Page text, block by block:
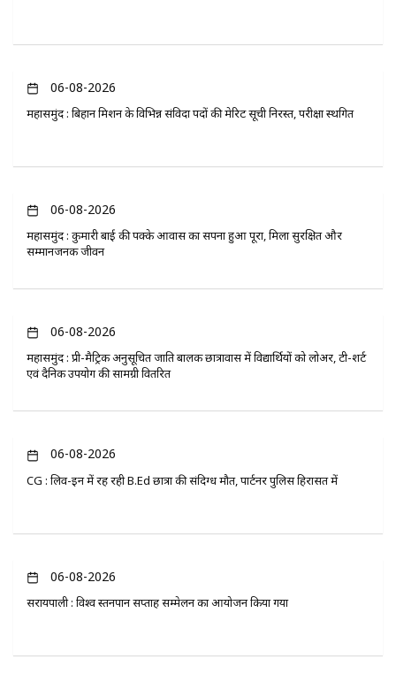
06-08-2026
महासमुंद : बिहान मिशन के विभिन्न संविदा पदों की मेरिट सूची निरस्त, परीक्षा स्थगित
06-08-2026
महासमुंद : कुमारी बाई की पक्के आवास का सपना हुआ पूरा, मिला सुरक्षित और
सम्मानजनक जीवन
06-08-2026
महासमुंद : प्री-मैट्रिक अनुसूचित जाति बालक छात्रावास में विद्यार्थियों को लोअर, टी-शर्ट
एवं दैनिक उपयोग की सामग्री वितरित
06-08-2026
CG : लिव-इन में रह रही B.Ed छात्रा की संदिग्ध मौत, पार्टनर पुलिस हिरासत में
06-08-2026
सरायपाली : विश्व स्तनपान सप्ताह सम्मेलन का आयोजन किया गया